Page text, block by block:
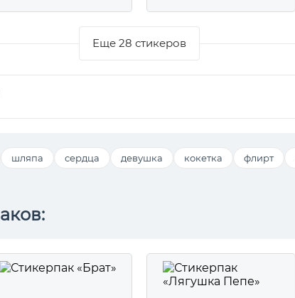
Еще 28 стикеров
шляпа сердца девушка кокетка флирт